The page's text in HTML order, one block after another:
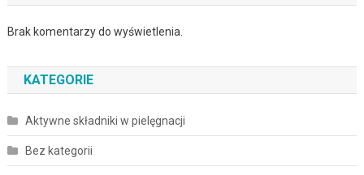
Brak komentarzy do wyświetlenia.
KATEGORIE
Aktywne składniki w pielęgnacji
Bez kategorii